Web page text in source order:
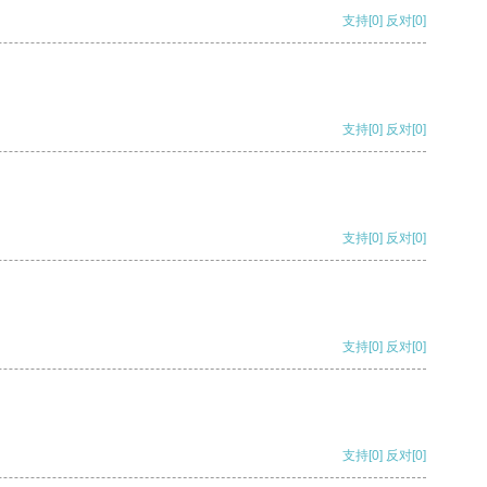
支持[0] 反对[0]
支持[0] 反对[0]
支持[0] 反对[0]
支持[0] 反对[0]
支持[0] 反对[0]